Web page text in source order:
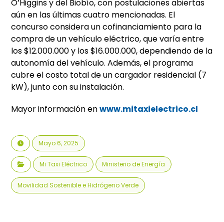
O’Higgins y del Biobío, con postulaciones abiertas
aún en las últimas cuatro mencionadas. El
concurso considera un cofinanciamiento para la
compra de un vehículo eléctrico, que varía entre
los $12.000.000 y los $16.000.000, dependiendo de la
autonomía del vehículo. Además, el programa
cubre el costo total de un cargador residencial (7
kW), junto con su instalación.
Mayor información enwww.mitaxielectrico.cl
Mayo 6, 2025
Mi Taxi Eléctrico Ministerio de Energía
Movilidad Sostenible e Hidrógeno Verde